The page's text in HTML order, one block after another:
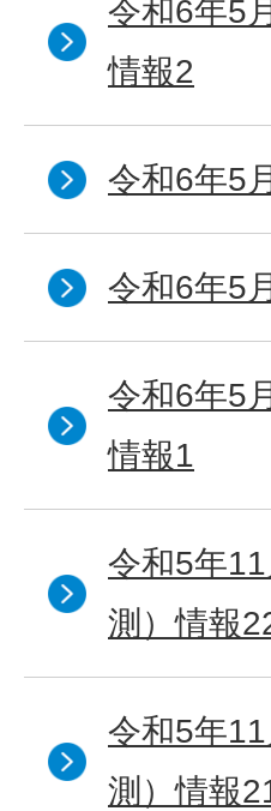
令和6年5
情報2
令和6年5
令和6年5
令和6年5
情報1
令和5年
測）情報
令和5年
測）情報